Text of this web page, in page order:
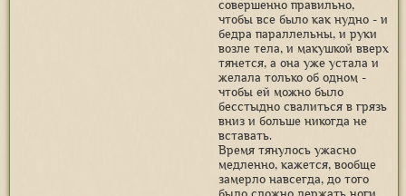
совершенно правильно,
чтобы все было как нудно - и
бедра параллельны, и руки
возле тела, и макушкой вверх
тянется, а она уже устала и
желала только об одном -
чтобы ей можно было
бесстыдно свалиться в грязь
вниз и больше никогда не
вставать.
Время тянулось ужасно
медленно, кажется, вообще
замерло навсегда, до того